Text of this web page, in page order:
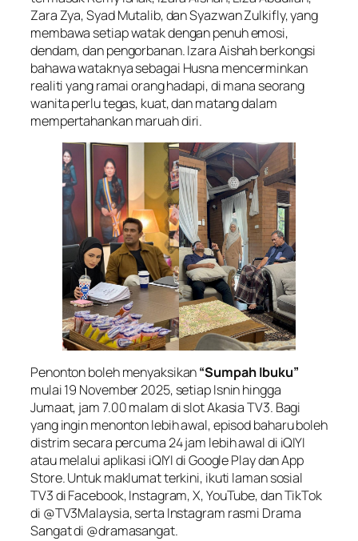
Zara Zya, Syad Mutalib, dan Syazwan Zulkifly, yang
membawa setiap watak dengan penuh emosi,
dendam, dan pengorbanan. Izara Aishah berkongsi
bahawa wataknya sebagai Husna mencerminkan
realiti yang ramai orang hadapi, di mana seorang
wanita perlu tegas, kuat, dan matang dalam
mempertahankan maruah diri.
Penonton boleh menyaksikan“Sumpah Ibuku”
mulai 19 November 2025, setiap Isnin hingga
Jumaat, jam 7.00 malam di slot Akasia TV3. Bagi
yang ingin menonton lebih awal, episod baharu boleh
distrim secara percuma 24 jam lebih awal di iQIYI
atau melalui aplikasi iQIYI di Google Play dan App
Store. Untuk maklumat terkini, ikuti laman sosial
TV3 di Facebook, Instagram, X, YouTube, dan TikTok
di @TV3Malaysia, serta Instagram rasmi Drama
Sangat di @dramasangat.